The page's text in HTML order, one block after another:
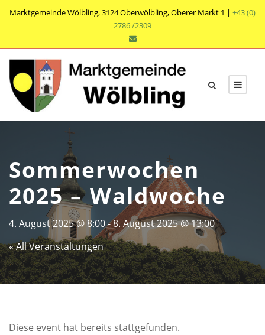
Marktgemeinde Wölbling, 3124 Oberwölbling, Oberer Markt 1 | +43 (0)
2786 /2309
Sommerwochen
2025 – Waldwoche
4. August 2025 @ 8:00-8. August 2025 @ 13:00
« All Veranstaltungen
Diese event hat bereits stattgefunden.